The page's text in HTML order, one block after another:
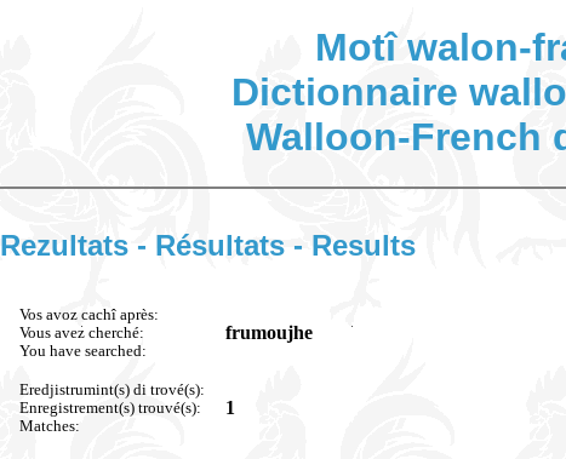
Motî walon-
Dictionnaire
Walloon-French
Rezultats - Résultats - Results
Vos avoz cachî après:
Vous avez cherché:
You have searched:
frumoujhe
Eredjistrumint(s) di trové(s):
Enregistrement(s) trouvé(s):
Matches:
1